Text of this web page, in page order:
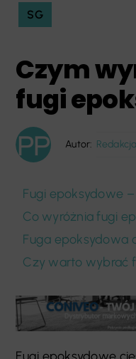
SG
Czym
fugi
Autor: Redakcja
Fugi epoksydowe
Co wyróżnia fugi
Fuga epoksydowa
Czy warto wybrać